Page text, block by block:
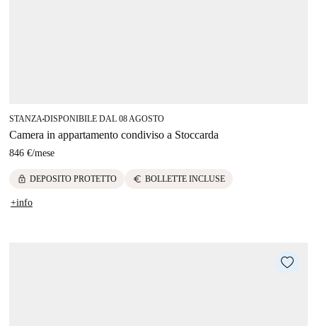
STANZA■DISPONIBILE DAL 08 AGOSTO
Camera in appartamento condiviso a Stoccarda
846 €/mese
lock DEPOSITO PROTETTO euro BOLLETTE INCLUSE
+info